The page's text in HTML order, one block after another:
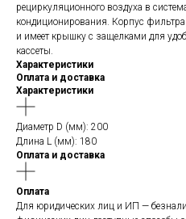
рециркуляционного воздуха в
кондиционирования. Корпус
и имеет крышку с защелками для
кассеты.
Характеристики
Оплата и доставка
Характеристики
Диаметр D (мм): 200
Длина L (мм): 180
Оплата и доставка
Оплата
Для юридических лиц и ИП —